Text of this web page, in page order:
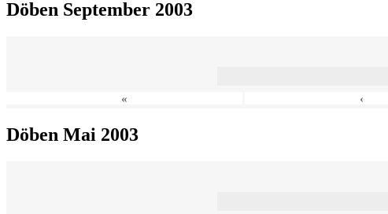
Döben September 2003
« ‹
Döben Mai 2003